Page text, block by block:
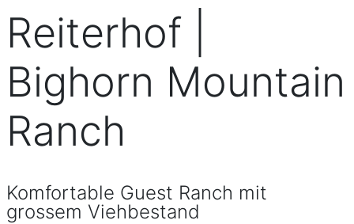
Reiterhof |
Bighorn Mountain
Ranch
Komfortable Guest Ranch mit
grossem Viehbestand